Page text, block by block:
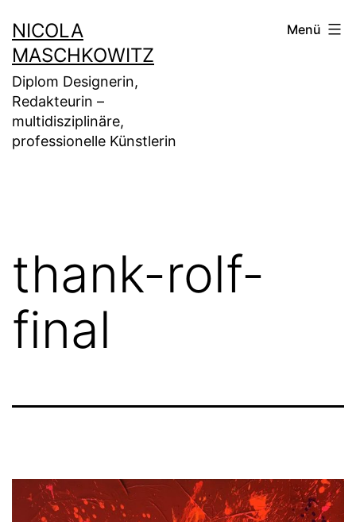
Inhalt
springen
NICOLA
MASCHKOWITZ
Diplom Designerin,
Redakteurin –
multidisziplinäre,
professionelle Künstlerin
Menü
thank-rolf-
final